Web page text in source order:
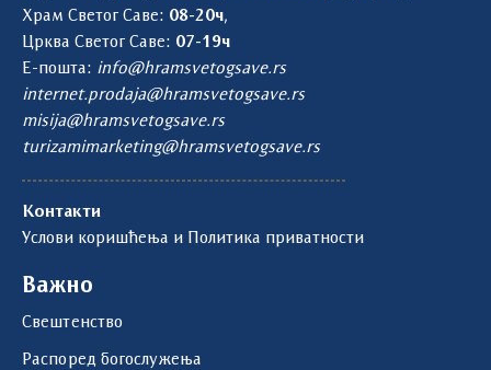
Храм Светог Саве: 08-20ч,
Црква Светог Саве: 07-19ч
Е-пошта: info@hramsvetogsave.rs
internet.prodaja@hramsvetogsave.rs
misija@hramsvetogsave.rs
turizamimarketing@hramsvetogsave.rs
Контакти
Услови коришћења и Политика приватности
Важно
Свештенство
Распоред богослужења